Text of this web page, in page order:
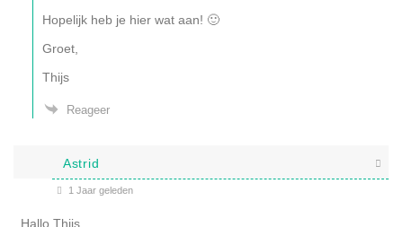
Hopelijk heb je hier wat aan! 🙂
Groet,
Thijs
Reageer
Astrid
1 Jaar geleden
Hallo Thijs